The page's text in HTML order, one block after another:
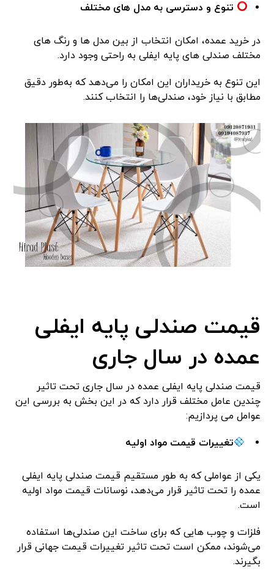
تنوع و دسترسی به مدل های مختلف
در خرید عمده، امکان انتخاب از بین مدل ها و رنگ های
مختلف صندلی های پایه ایفلی به راحتی وجود دارد.
این تنوع به خریداران این امکان را می‌دهد که به‌طور دقیق
مطابق با نیاز خود، صندلی‌ها را انتخاب کنند.
قیمت صندلی پایه ایفلی
عمده در سال جاری
قیمت صندلی پایه ایفلی عمده در سال جاری تحت تاثیر
چندین عامل مختلف قرار دارد که در این بخش به بررسی این
عوامل می پردازیم:
تغییرات قیمت مواد اولیه
یکی از عواملی که به طور مستقیم قیمت صندلی پایه ایفلی
عمده را تحت تاثیر قرار می‌دهد، نوسانات قیمت مواد اولیه
است.
فلزات و چوب هایی که برای ساخت این صندلی‌ها استفاده
می‌شوند، ممکن است تحت تاثیر تغییرات قیمت جهانی قرار
بگیرند.